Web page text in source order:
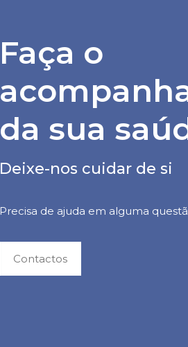
Faça o
da sua
Deixe-nos cuidar de si
Precisa de ajuda em alguma
Contactos